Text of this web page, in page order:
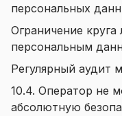
персональных
Ограничение
персональным
Регулярный аудит
10.4. Оператор не
абсолютную